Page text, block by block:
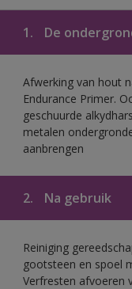
1. De
Afwerking van hout
Endurance Primer.
geschuurde
metalen
aanbrengen
2. Na gebruik
Reiniging
gootsteen en spoel
Verfresten afvoeren